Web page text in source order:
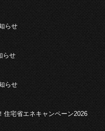
らせ
らせ
らせ
住宅省エネキャンペーン2026